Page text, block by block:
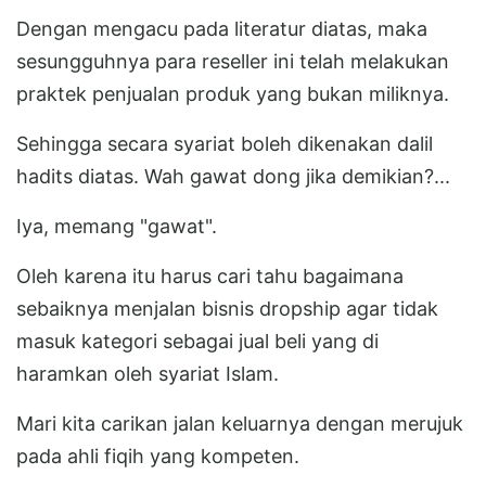
Dengan mengacu pada literatur diatas, maka
sesungguhnya para reseller ini telah melakukan
praktek penjualan produk yang bukan miliknya.
Sehingga secara syariat boleh dikenakan dalil
hadits diatas. Wah gawat dong jika demikian?...
Iya, memang "gawat".
Oleh karena itu harus cari tahu bagaimana
sebaiknya menjalan bisnis dropship agar tidak
masuk kategori sebagai jual beli yang di
haramkan oleh syariat Islam.
Mari kita carikan jalan keluarnya dengan merujuk
pada ahli fiqih yang kompeten.